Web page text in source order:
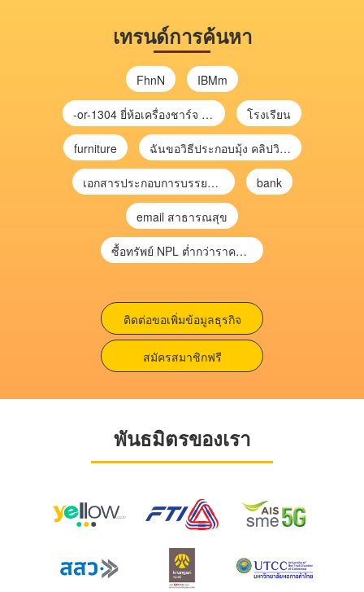
เทรนด์การค้นหา
FhnN IBMm
-or-1304 ยี่ห้อเครื่องชาร์จ chargecore โรงเรียน
furniture ฉันขอวิธีประกอบมุ้ง คลิปวิดีโอ การประกอบมุ้ง
เอกสารประกอบการบรรยาย การประเมินความเสี่ยงเพื่อวางแผนการตรวจสอบ \ bank
email สาธารณสุข
ซื้อทรัพย์ NPL ต่ำกว่าราคาตลาด 30-70% แบบไม่ต้องไปประมูล”
ติดต่อขอเพิ่มข้อมูลธุรกิจ
สมัครสมาชิกฟรี
พันธมิตรของเรา